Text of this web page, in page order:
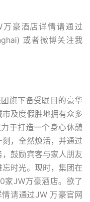
豪酒店详情请通过
或者微博关注我
旗下备受瞩目的豪华
及度假胜地拥有众多
于打造一个身心休憩
，全然焕活，并通过
鼓励宾客与家人朋友
时光。现时，集团在
家JW万豪酒店。欲了
请通过JW 万豪官网